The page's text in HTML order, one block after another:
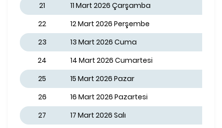
21
11 Mart 2026 Çarşamba
22
12 Mart 2026 Perşembe
23
13 Mart 2026 Cuma
24
14 Mart 2026 Cumartesi
25
15 Mart 2026 Pazar
26
16 Mart 2026 Pazartesi
27
17 Mart 2026 Salı